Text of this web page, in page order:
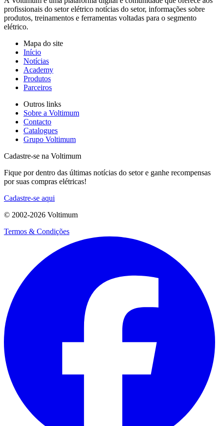
profissionais do setor elétrico notícias do setor, informações sobre
produtos, treinamentos e ferramentas voltadas para o segmento
elétrico.
Mapa do site
Início
Notícias
Academy
Produtos
Parceiros
Outros links
Sobre a Voltimum
Contacto
Catalogues
Grupo Voltimum
Cadastre-se na Voltimum
Fique por dentro das últimas notícias do setor e ganhe recompensas
por suas compras elétricas!
Cadastre-se aqui
© 2002-2026 Voltimum
Termos & Condições